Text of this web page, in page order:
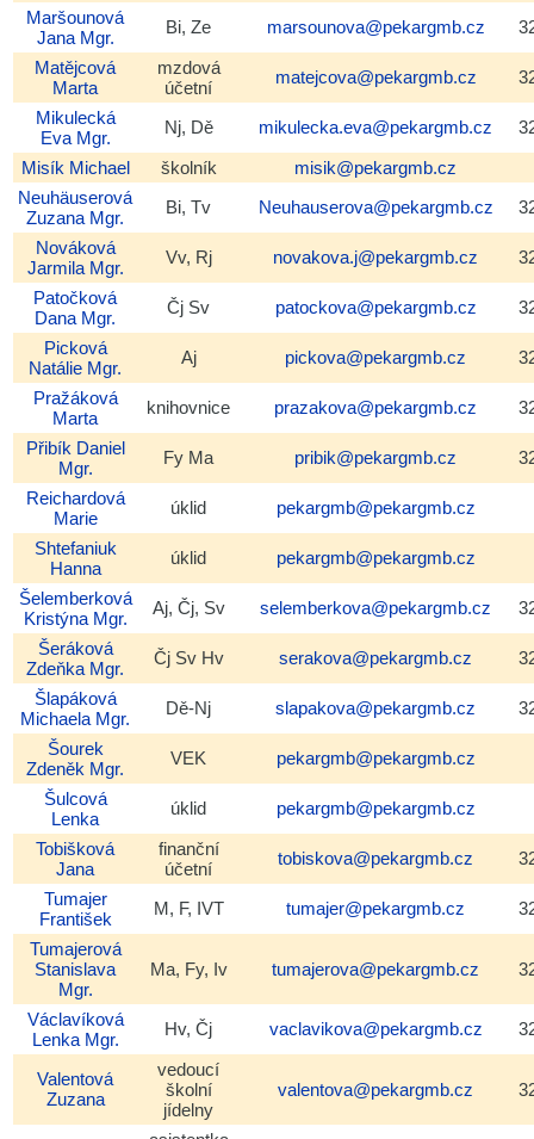
Maršounová
Jana Mgr.
Bi, Ze marsounova@pekargmb.cz
Matějcová
Marta
mzdová
účetní
matejcova@pekargmb.cz
Mikulecká
Eva Mgr.
Nj, Dě mikulecka.eva@pekargmb.cz
Misík Michael školník
misik@pekargmb.cz
Neuhäuserová
Zuzana Mgr.
Bi, Tv Neuhauserova@pekargmb.cz
Nováková
Jarmila Mgr.
Vv, Rj novakova.j@pekargmb.cz
Patočková
Dana Mgr.
Čj Sv patockova@pekargmb.cz
Picková
Natálie Mgr.
Aj pickova@pekargmb.cz
Pražáková
Marta
knihovnice prazakova@pekargmb.cz
Přibík Daniel
Mgr.
Fy Ma pribik@pekargmb.cz
Reichardová
Marie
úklid
pekargmb@pekargmb.cz
Shtefaniuk
Hanna
úklid
pekargmb@pekargmb.cz
Šelemberková
Kristýna Mgr.
Aj, Čj, Sv selemberkova@pekargmb.cz
Šeráková
Zdeňka Mgr.
Čj Sv Hv serakova@pekargmb.cz
Šlapáková
Michaela Mgr.
Dě-Nj slapakova@pekargmb.cz
Šourek
Zdeněk Mgr.
VEK
pekargmb@pekargmb.cz
Šulcová
Lenka
úklid
pekargmb@pekargmb.cz
Tobišková
Jana
finanční
účetní
tobiskova@pekargmb.cz
Tumajer
František
M, F, IVT tumajer@pekargmb.cz
Tumajerová
Stanislava
Mgr.
Ma, Fy, Iv tumajerova@pekargmb.cz
Václavíková
Lenka Mgr.
Hv, Čj vaclavikova@pekargmb.cz
Valentová
Zuzana
vedoucí
školní
jídelny
valentova@pekargmb.cz